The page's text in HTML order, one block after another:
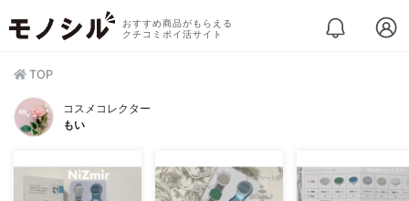
おすすめ商品がもらえる
クチコミポイ活サイト
TOP
コスメコレクター
もい